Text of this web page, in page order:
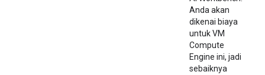
Anda akan
dikenai biaya
untuk VM
Compute
Engine ini, jadi
sebaiknya